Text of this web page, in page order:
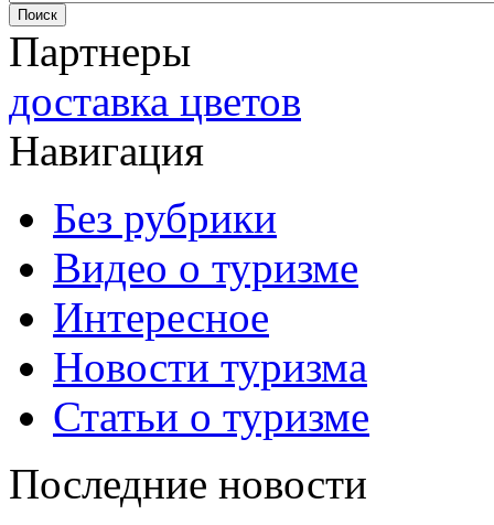
Партнеры
доставка цветов
Навигация
Без рубрики
Видео о туризме
Интересное
Новости туризма
Статьи о туризме
Последние новости